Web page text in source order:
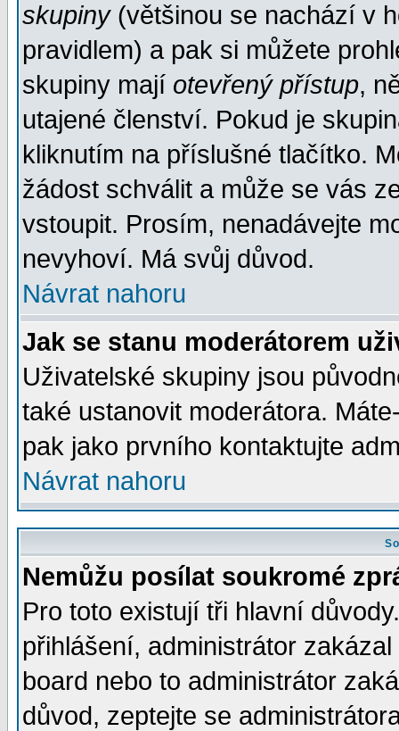
skupiny(většinou se nachází v
pravidlem) a pak si můžete
skupiny mají otevřený přístup,
utajené členství. Pokud je
kliknutím na příslušné tlačítko.
žádost schválit a může se vás
vstoupit. Prosím, nenadávejte
nevyhoví. Má svůj důvod.
Návrat nahoru
Jak se stanu moderátorem
Uživatelské skupiny jsou
také ustanovit moderátora.
pak jako prvního kontaktujte
Návrat nahoru
Nemůžu posílat soukromé
Pro toto existují tři hlavní
přihlášení, administrátor
board nebo to administrátor
důvod, zeptejte se